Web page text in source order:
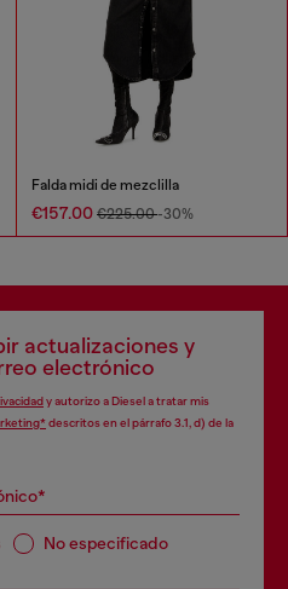
Falda midi de mezclilla
€157.00 €225.00-30%
actualizaciones y
electrónico
y autorizo a Diesel a tratar mis
descritos en el párrafo 3.1, d) de la
No especificado